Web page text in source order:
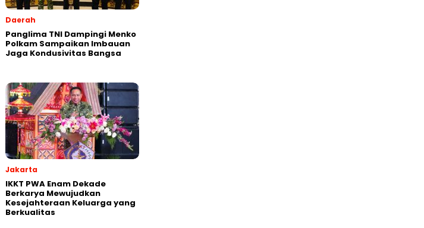
Daerah
Panglima TNI Dampingi Menko
Polkam Sampaikan Imbauan
Jaga Kondusivitas Bangsa
Jakarta
IKKT PWA Enam Dekade
Berkarya Mewujudkan
Kesejahteraan Keluarga yang
Berkualitas